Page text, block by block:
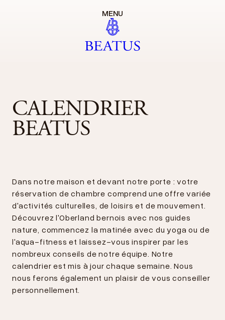
MENU
CALENDRIER
BEATUS
Dans notre maison et devant notre porte : votre
réservation de chambre comprend une offre variée
d'activités culturelles, de loisirs et de mouvement.
Découvrez l'Oberland bernois avec nos guides
nature, commencez la matinée avec du yoga ou de
l'aqua-fitness et laissez-vous inspirer par les
nombreux conseils de notre équipe. Notre
calendrier est mis à jour chaque semaine. Nous
nous ferons également un plaisir de vous conseiller
personnellement.